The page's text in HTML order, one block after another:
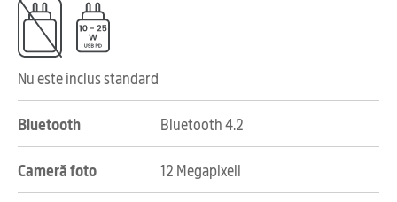
Nu este inclus standard
Bluetooth Bluetooth 4.2
Cameră foto 12 Megapixeli